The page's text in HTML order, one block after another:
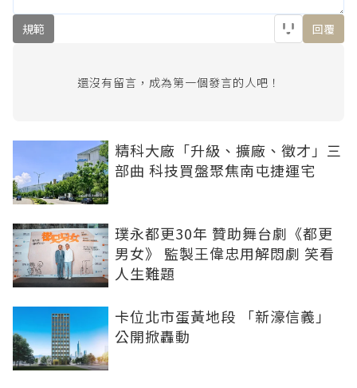
規範 回覆
還沒有留言，成為第一個發言的人吧！
精科大廠「升級、擴廠、徵才」三
部曲 科技買盤聚焦南屯捷運宅
璞永都更30年 贊助舞台劇《都更
男女》 監製王偉忠用解悶劇 笑看
人生難題
卡位北市蛋黃地段 「新濠信義」
公開掀轟動